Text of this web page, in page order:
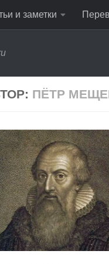
и заметки
ПЁТР